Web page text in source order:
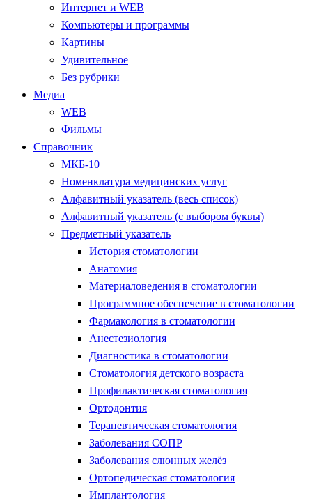
Интернет и WEB
Компьютеры и программы
Картины
Удивительное
Без рубрики
Медиа
WEB
Фильмы
Справочник
МКБ-10
Номенклатура медицинских услуг
Алфавитный указатель (весь список)
Алфавитный указатель (с выбором буквы)
Предметный указатель
История стоматологии
Анатомия
Материаловедения в стоматологии
Программное обеспечение в стоматологии
Фармакология в стоматологии
Анестезиология
Диагностика в стоматологии
Стоматология детского возраста
Профилактическая стоматология
Ортодонтия
Терапевтическая стоматология
Заболевания СОПР
Заболевания слюнных желёз
Ортопедическая стоматология
Имплантология